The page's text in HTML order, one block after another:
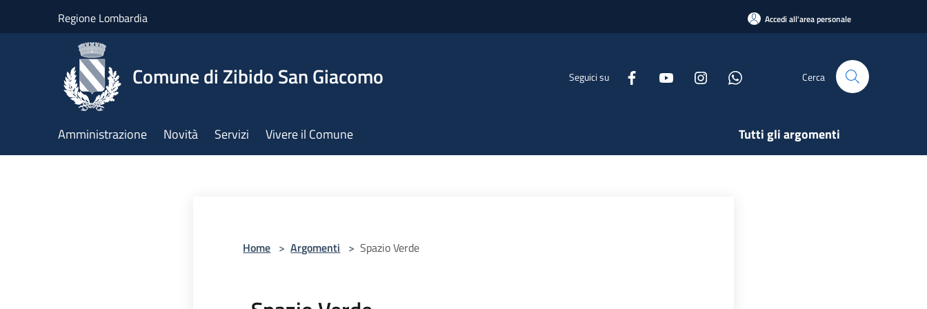
Regione Lombardia Accedi all'area personale
Comune di Zibido San Giacomo Seguici su Cerca
Amministrazione Novità Servizi Vivere il Comune Tutti gli argomenti
Home > Argomenti > Spazio Verde